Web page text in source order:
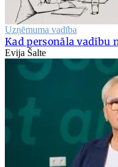
Uzņēmuma vadība
Kad personāla vadību
Evija Šalte